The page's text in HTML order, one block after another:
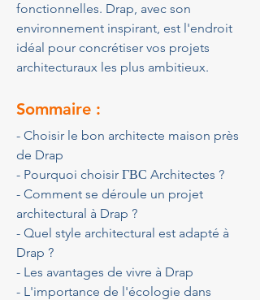
fonctionnelles. Drap, avec son
environnement inspirant, est l'endroit
idéal pour concrétiser vos projets
architecturaux les plus ambitieux.
Sommaire :
- Choisir le bon architecte maison près
de Drap
- Pourquoi choisir ГВС Architectes ?
- Comment se déroule un projet
architectural à Drap ?
- Quel style architectural est adapté à
Drap ?
- Les avantages de vivre à Drap
- L'importance de l'écologie dans